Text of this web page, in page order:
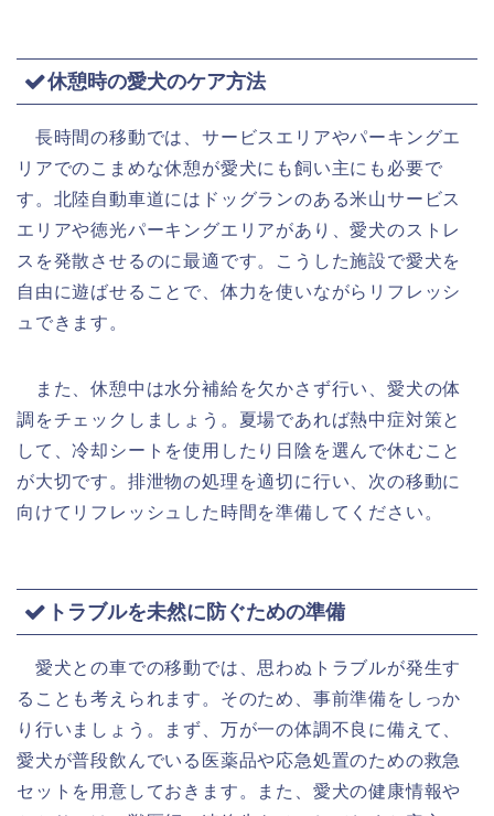
休憩時の愛犬のケア方法
長時間の移動では、サービスエリアやパーキングエ
リアでのこまめな休憩が愛犬にも飼い主にも必要で
す。北陸自動車道にはドッグランのある米山サービス
エリアや徳光パーキングエリアがあり、愛犬のストレ
スを発散させるのに最適です。こうした施設で愛犬を
自由に遊ばせることで、体力を使いながらリフレッシ
ュできます。
また、休憩中は水分補給を欠かさず行い、愛犬の体
調をチェックしましょう。夏場であれば熱中症対策と
して、冷却シートを使用したり日陰を選んで休むこと
が大切です。排泄物の処理を適切に行い、次の移動に
向けてリフレッシュした時間を準備してください。
トラブルを未然に防ぐための準備
愛犬との車での移動では、思わぬトラブルが発生す
ることも考えられます。そのため、事前準備をしっか
り行いましょう。まず、万が一の体調不良に備えて、
愛犬が普段飲んでいる医薬品や応急処置のための救急
セットを用意しておきます。また、愛犬の健康情報や